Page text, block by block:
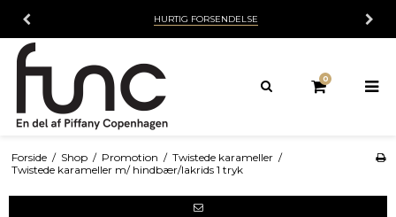
HURTIG FORSENDELSE
0
Forside / Shop / Promotion / Twistede karameller /
Twistede karameller m/ hindbær/lakrids 1 tryk